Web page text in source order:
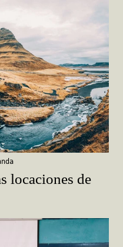
locaciones de